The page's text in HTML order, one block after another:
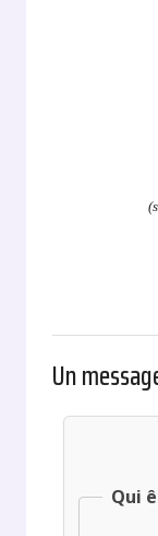
Un
Qui